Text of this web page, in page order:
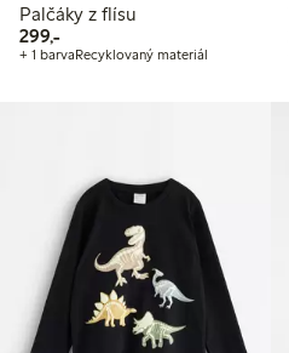
Palčáky z flísu
299,-299,00 Kč
+ 1 barvaRecyklovaný materiál